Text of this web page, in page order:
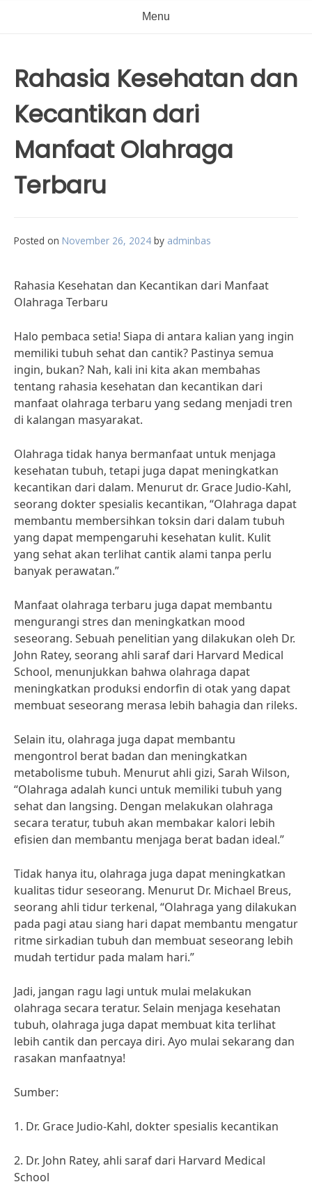
Menu
Rahasia Kesehatan dan
Kecantikan dari
Manfaat Olahraga
Terbaru
Posted on November 26, 2024 by adminbas
Rahasia Kesehatan dan Kecantikan dari Manfaat
Olahraga Terbaru
Halo pembaca setia! Siapa di antara kalian yang ingin
memiliki tubuh sehat dan cantik? Pastinya semua
ingin, bukan? Nah, kali ini kita akan membahas
tentang rahasia kesehatan dan kecantikan dari
manfaat olahraga terbaru yang sedang menjadi tren
di kalangan masyarakat.
Olahraga tidak hanya bermanfaat untuk menjaga
kesehatan tubuh, tetapi juga dapat meningkatkan
kecantikan dari dalam. Menurut dr. Grace Judio-Kahl,
seorang dokter spesialis kecantikan, “Olahraga dapat
membantu membersihkan toksin dari dalam tubuh
yang dapat mempengaruhi kesehatan kulit. Kulit
yang sehat akan terlihat cantik alami tanpa perlu
banyak perawatan.”
Manfaat olahraga terbaru juga dapat membantu
mengurangi stres dan meningkatkan mood
seseorang. Sebuah penelitian yang dilakukan oleh Dr.
John Ratey, seorang ahli saraf dari Harvard Medical
School, menunjukkan bahwa olahraga dapat
meningkatkan produksi endorfin di otak yang dapat
membuat seseorang merasa lebih bahagia dan rileks.
Selain itu, olahraga juga dapat membantu
mengontrol berat badan dan meningkatkan
metabolisme tubuh. Menurut ahli gizi, Sarah Wilson,
“Olahraga adalah kunci untuk memiliki tubuh yang
sehat dan langsing. Dengan melakukan olahraga
secara teratur, tubuh akan membakar kalori lebih
efisien dan membantu menjaga berat badan ideal.”
Tidak hanya itu, olahraga juga dapat meningkatkan
kualitas tidur seseorang. Menurut Dr. Michael Breus,
seorang ahli tidur terkenal, “Olahraga yang dilakukan
pada pagi atau siang hari dapat membantu mengatur
ritme sirkadian tubuh dan membuat seseorang lebih
mudah tertidur pada malam hari.”
Jadi, jangan ragu lagi untuk mulai melakukan
olahraga secara teratur. Selain menjaga kesehatan
tubuh, olahraga juga dapat membuat kita terlihat
lebih cantik dan percaya diri. Ayo mulai sekarang dan
rasakan manfaatnya!
Sumber:
1. Dr. Grace Judio-Kahl, dokter spesialis kecantikan
2. Dr. John Ratey, ahli saraf dari Harvard Medical
School